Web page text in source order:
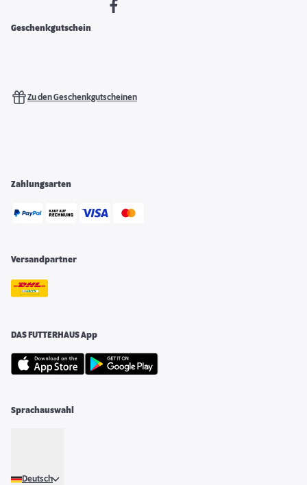
Geschenkgutschein
Zu den Geschenkgutscheinen
Zahlungsarten
Versandpartner
DAS FUTTERHAUS App
Sprachauswahl
Deutsch